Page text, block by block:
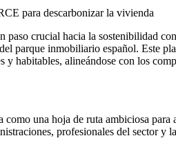
para descarbonizar la vivienda
crucial hacia la sostenibilidad
parque inmobiliario español. Este
y habitables, alineándose con los
una hoja de ruta ambiciosa
profesionales del sector